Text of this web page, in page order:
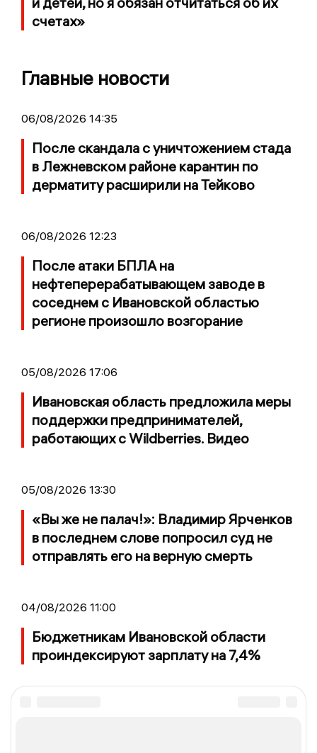
счетах»
Главные новости
06/08/2026 14:35
После скандала с уничтожением стада
в Лежневском районе карантин по
дерматиту расширили на Тейково
06/08/2026 12:23
После атаки БПЛА на
нефтеперерабатывающем заводе в
соседнем с Ивановской областью
регионе произошло возгорание
05/08/2026 17:06
Ивановская область предложила меры
поддержки предпринимателей,
работающих с Wildberries. Видео
05/08/2026 13:30
«Вы же не палач!»: Владимир Ярченков
в последнем слове попросил суд не
отправлять его на верную смерть
04/08/2026 11:00
Бюджетникам Ивановской области
проиндексируют зарплату на 7,4%